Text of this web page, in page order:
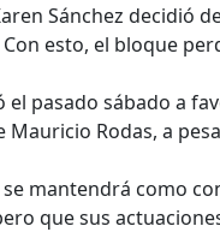
Sánchez decidió
esto, el bloque
el pasado sábado a
Mauricio Rodas, a
mantendrá como
que sus